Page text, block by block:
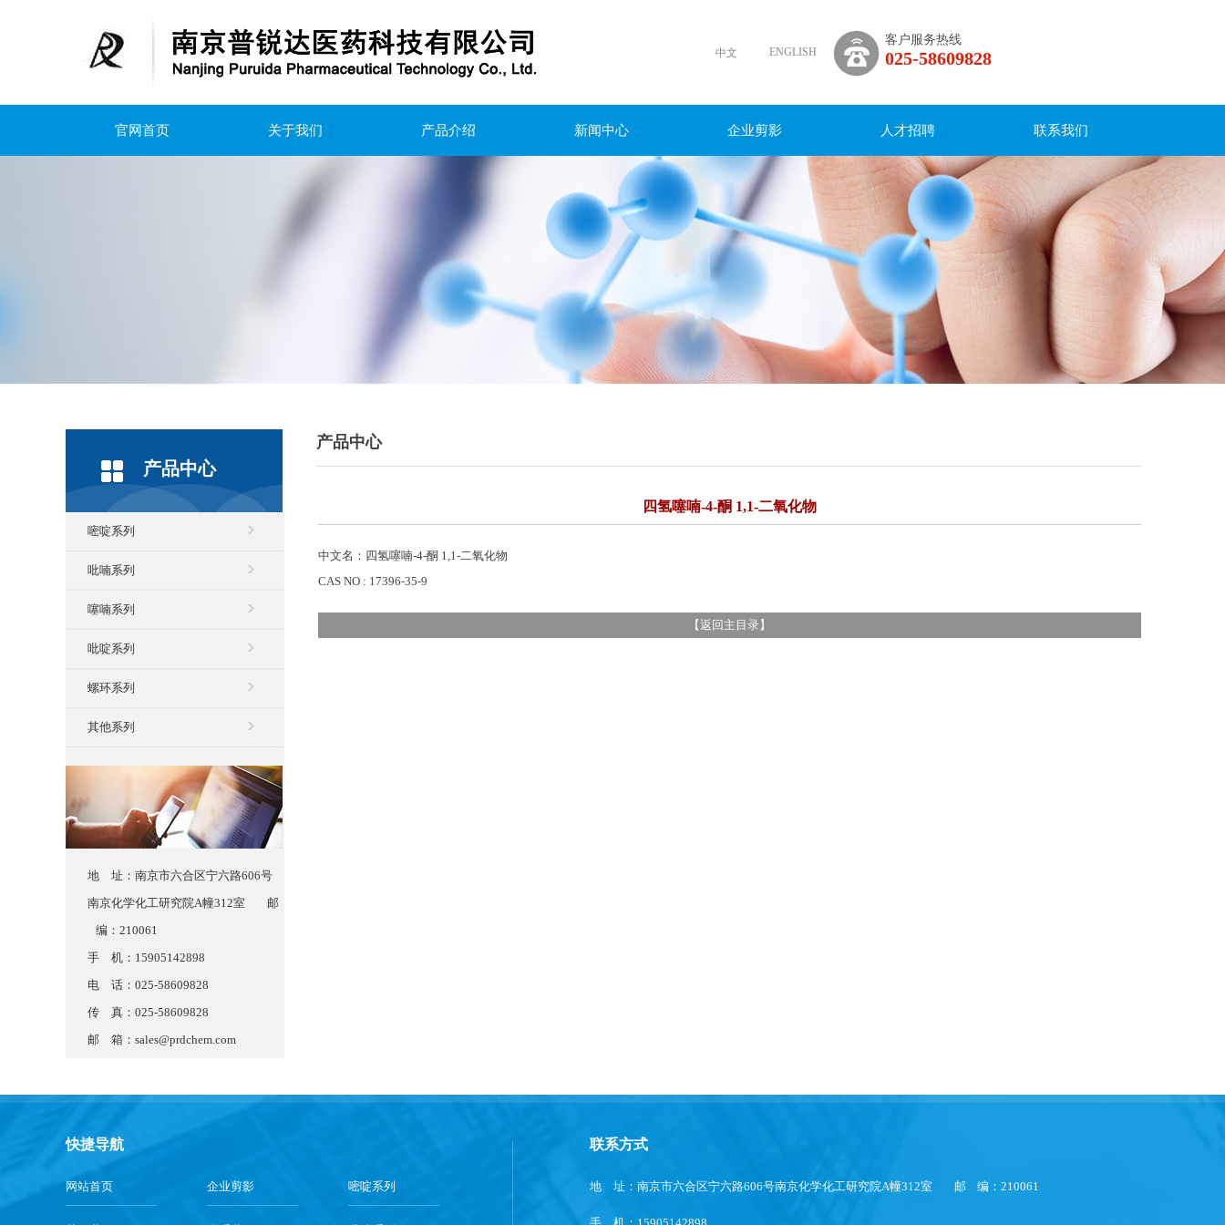
中文 ENGLISH
客户服务热线
025-58609828
官网首页 关于我们 产品介绍 新闻中心 企业剪影 人才招聘 联系我们
产品中心
嘧啶系列
吡喃系列
噻喃系列
吡啶系列
螺环系列
其他系列
地 址：南京市六合区宁六路606号
南京化学化工研究院A幢312室 邮
编：210061
手 机：15905142898
电 话：025-58609828
传 真：025-58609828
邮 箱： sales@prdchem.com
产品中心
四氢噻喃-4-酮 1,1-二氧化物
中文名：四氢噻喃-4-酮 1,1-二氧化物
CAS NO : 17396-35-9
【返回主目录】
快捷导航
网站首页 企业剪影 嘧啶系列
联系方式
地 址：南京市六合区宁六路606号南京化学化工研究院A幢312室 邮 编：210061